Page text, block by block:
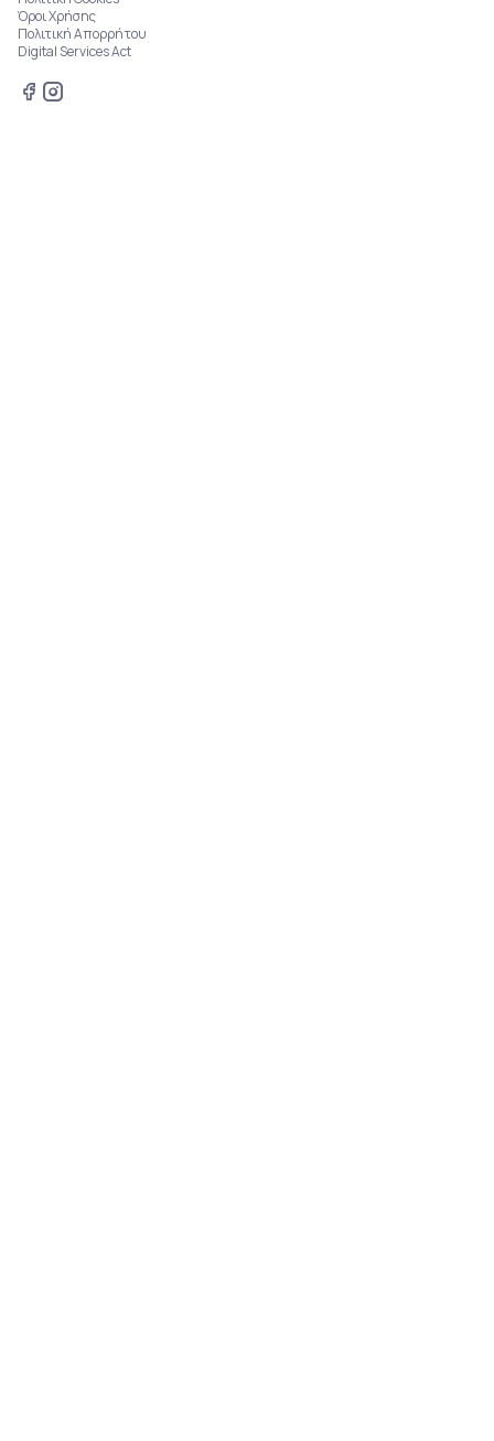
Όροι Χρήσης
Πολιτική Απορρήτου
Digital Services Act